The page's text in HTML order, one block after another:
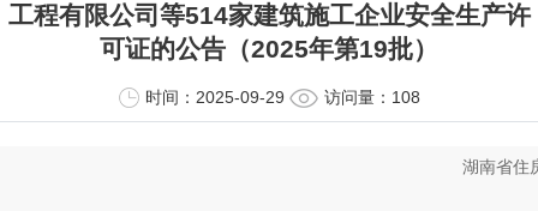
工程有限公司等514家建筑施工企业安全生产许
可证的公告（2025年第19批）
时间：2025-09-29 访问量：108
湖南省住